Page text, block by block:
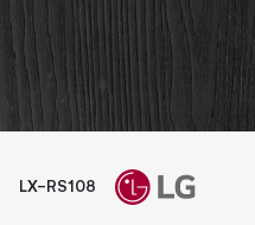
Whiteboard folies
Zonwerende folies
LX-RS108